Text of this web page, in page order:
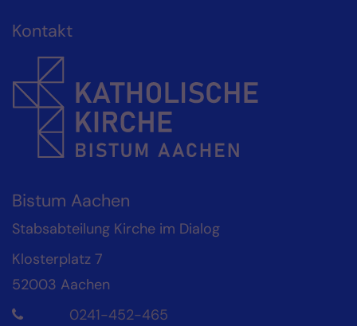
Kontakt
Bistum Aachen
Stabsabteilung Kirche im Dialog
Klosterplatz 7
52003 Aachen
0241-452-465